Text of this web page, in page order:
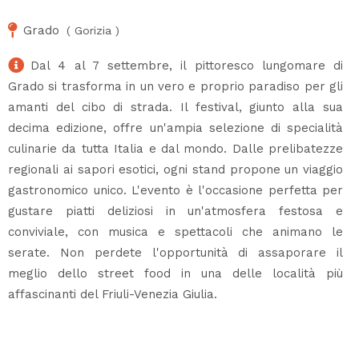
Grado ( Gorizia )
Dal 4 al 7 settembre, il pittoresco lungomare di
Grado si trasforma in un vero e proprio paradiso per gli
amanti del cibo di strada. Il festival, giunto alla sua
decima edizione, offre un'ampia selezione di specialità
culinarie da tutta Italia e dal mondo. Dalle prelibatezze
regionali ai sapori esotici, ogni stand propone un viaggio
gastronomico unico. L'evento è l'occasione perfetta per
gustare piatti deliziosi in un'atmosfera festosa e
conviviale, con musica e spettacoli che animano le
serate. Non perdete l'opportunità di assaporare il
meglio dello street food in una delle località più
affascinanti del Friuli-Venezia Giulia.